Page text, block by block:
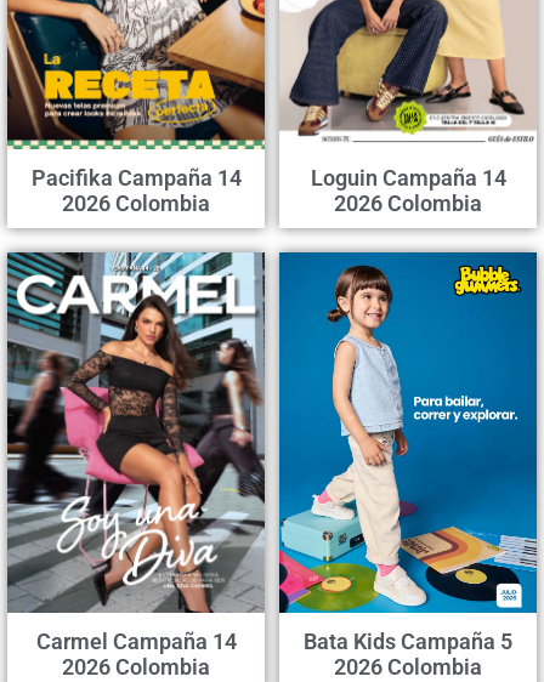
Pacifika Campaña 14
2026 Colombia
Loguin Campaña 14
2026 Colombia
Carmel Campaña 14
2026 Colombia
Bata Kids Campaña 5
2026 Colombia